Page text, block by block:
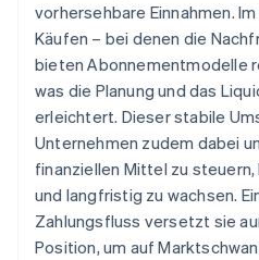
vorhersehbare Einnahmen.
Käufen – bei denen die
bieten Abonnementmodelle
was die Planung und das
erleichtert. Dieser stabile
Unternehmen zudem dabei
finanziellen Mittel zu
und langfristig zu wachsen.
Zahlungsfluss versetzt sie
Position, um auf